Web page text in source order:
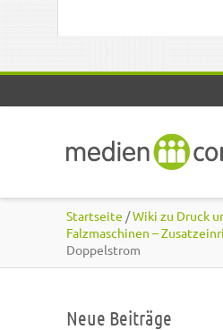
Startseite /Wiki zu Druck
Falzmaschinen –
Doppelstrom
Neue Beiträge